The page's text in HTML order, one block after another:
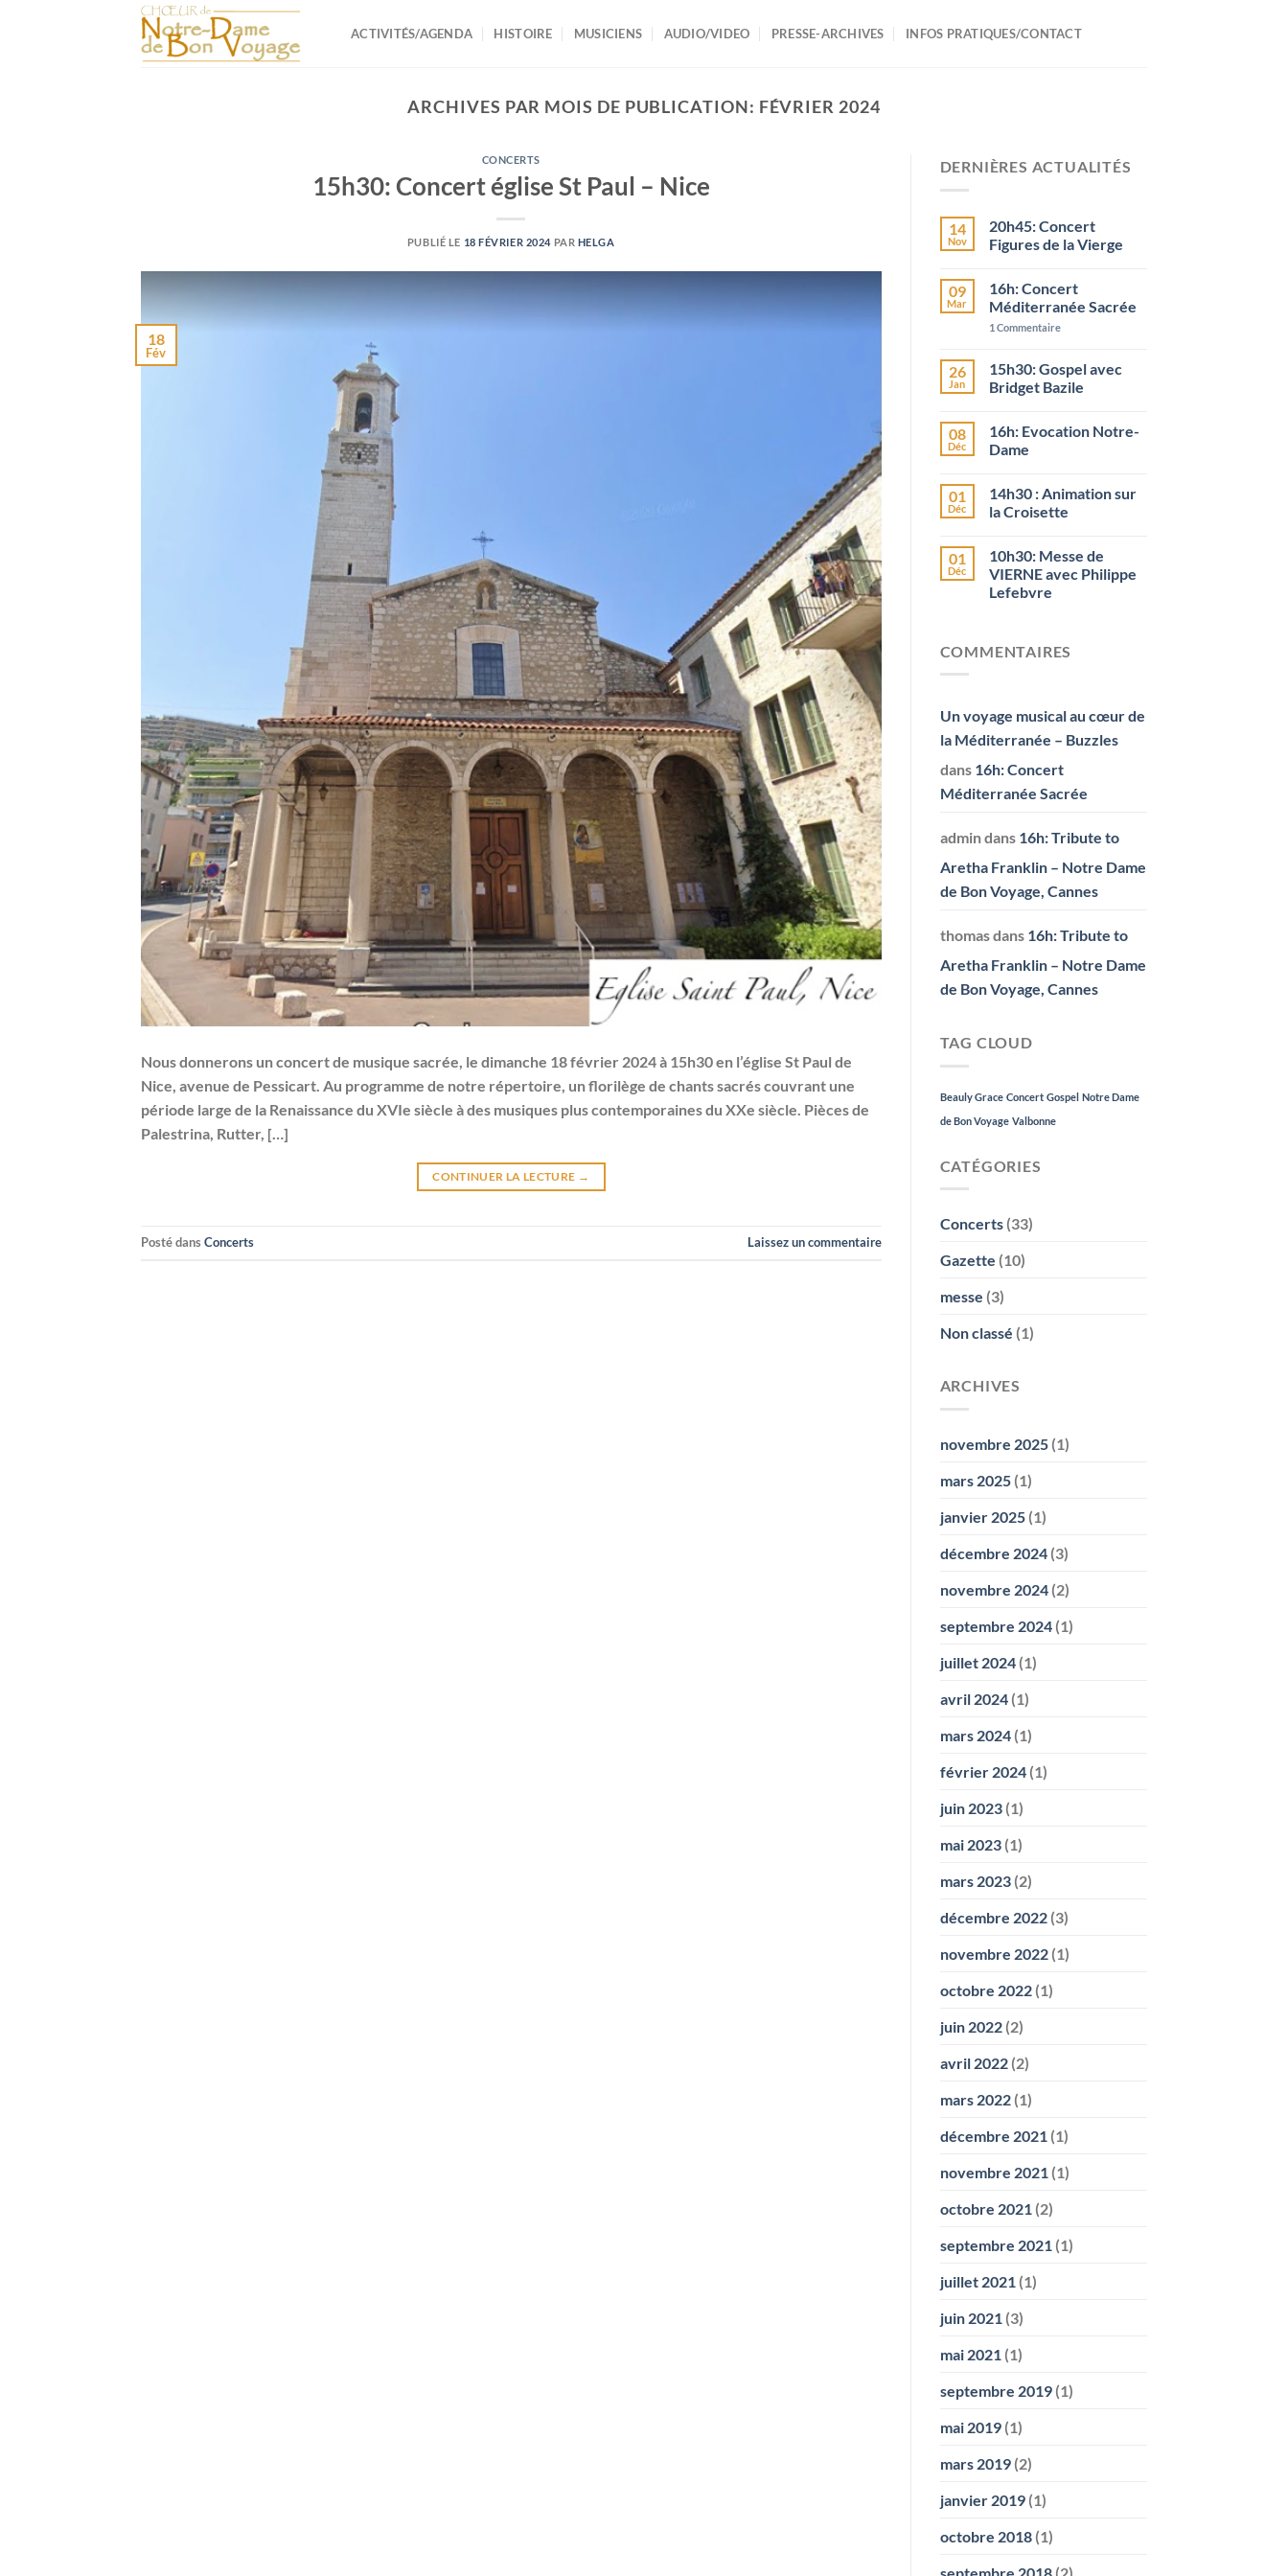
ACTIVITÉS/AGENDA HISTOIRE MUSICIENS AUDIO/VIDEO PRESSE-ARCHIVES INFOS PRATIQUES/CONTACT
ARCHIVES PAR MOIS DE PUBLICATION: FÉVRIER 2024
CONCERTS
15h30: Concert église St Paul – Nice
PUBLIÉ LE 18 FÉVRIER 2024 PAR HELGA
18
Fév
Nous donnerons un concert de musique sacrée, le dimanche 18 février 2024 à 15h30 en l’église St Paul de
Nice, avenue de Pessicart. Au programme de notre répertoire, un florilège de chants sacrés couvrant une
période large de la Renaissance du XVIe siècle à des musiques plus contemporaines du XXe siècle. Pièces de
Palestrina, Rutter, […]
CONTINUER LA LECTURE →
Posté dansConcerts Laissez un commentaire
DERNIÈRES ACTUALITÉS
14
Nov
20h45: Concert
Figures de la Vierge
09
Mar
16h: Concert
Méditerranée Sacrée
1 Commentaire
26
Jan
15h30: Gospel avec
Bridget Bazile
08
Déc
16h: Evocation Notre-
Dame
01
Déc
14h30 : Animation sur
la Croisette
01
Déc
10h30: Messe de
VIERNE avec Philippe
Lefebvre
COMMENTAIRES
Un voyage musical au cœur de
la Méditerranée – Buzzles
dans 16h: Concert
Méditerranée Sacrée
admindans 16h: Tribute to
Aretha Franklin – Notre Dame
de Bon Voyage, Cannes
thomasdans 16h: Tribute to
Aretha Franklin – Notre Dame
de Bon Voyage, Cannes
TAG CLOUD
Beauly Grace Concert Gospel Notre Dame
de Bon Voyage Valbonne
CATÉGORIES
Concerts(33)
Gazette (10)
messe (3)
Non classé (1)
ARCHIVES
novembre 2025(1)
mars 2025(1)
janvier 2025(1)
décembre 2024(3)
novembre 2024(2)
septembre 2024(1)
juillet 2024(1)
avril 2024(1)
mars 2024(1)
février 2024(1)
juin 2023(1)
mai 2023(1)
mars 2023(2)
décembre 2022(3)
novembre 2022(1)
octobre 2022(1)
juin 2022(2)
avril 2022(2)
mars 2022(1)
décembre 2021(1)
novembre 2021(1)
octobre 2021(2)
septembre 2021(1)
juillet 2021(1)
juin 2021(3)
mai 2021(1)
septembre 2019(1)
mai 2019(1)
mars 2019(2)
janvier 2019(1)
octobre 2018(1)